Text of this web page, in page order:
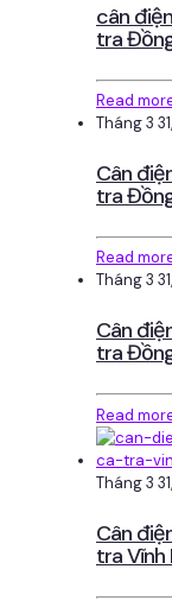
cân
tra
Read
Tháng 3
Cân
tra
Read
Tháng 3
Cân
tra
Read
Tháng 3
Cân
tra Vĩnh